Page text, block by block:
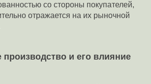
со стороны покупателей,
отражается на их рыночной
производство и его влияние